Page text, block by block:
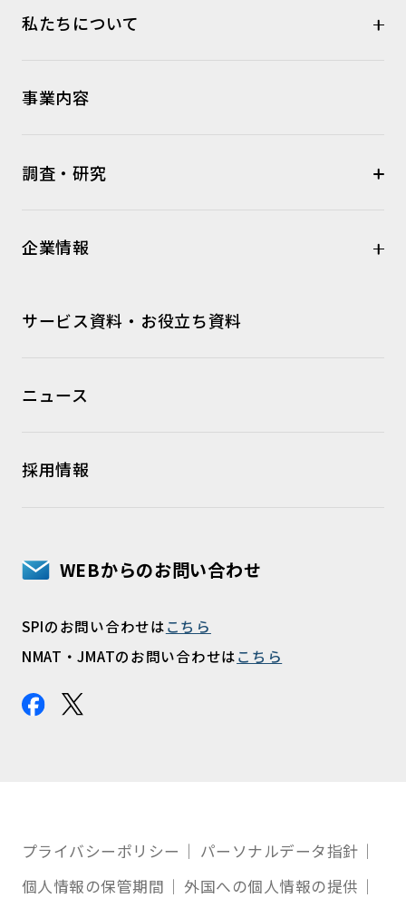
私たちについて
事業内容
調査・研究
企業情報
サービス資料・お役立ち資料
ニュース
採用情報
WEBからのお問い合わせ
SPIのお問い合わせはこちら
NMAT・JMATのお問い合わせはこちら
プライバシーポリシー
パーソナルデータ指針
個人情報の保管期間
外国への個人情報の提供